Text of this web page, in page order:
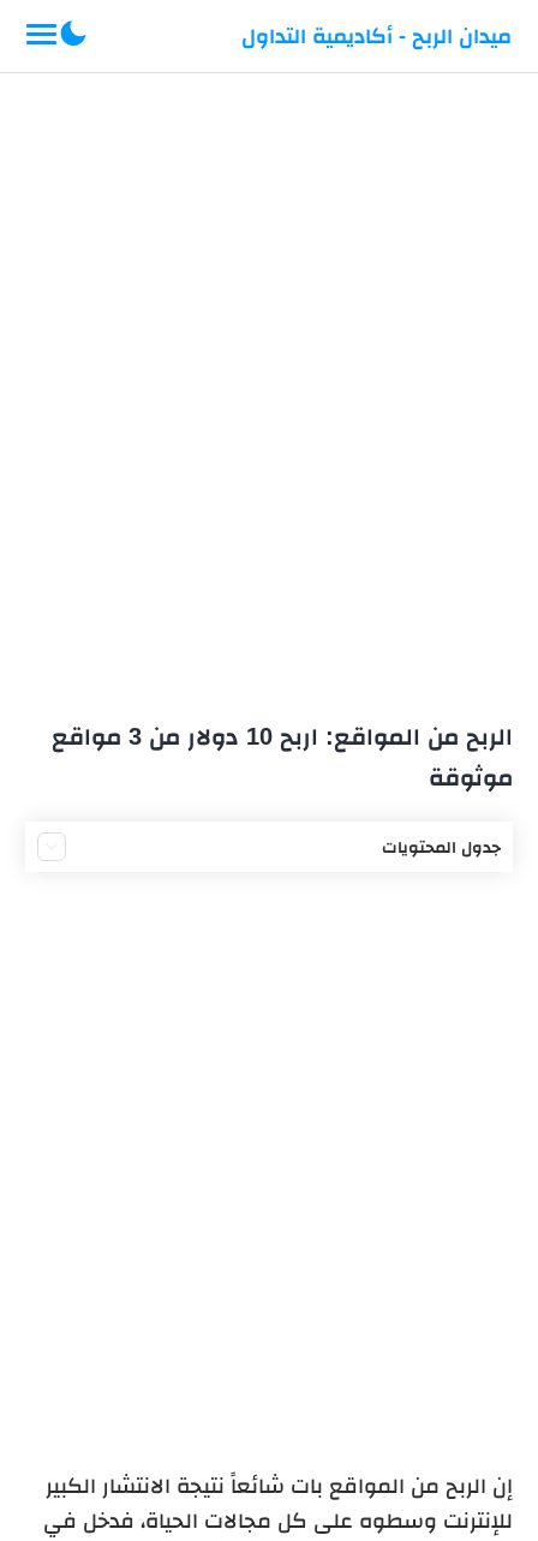
ميدان الربح - أكاديمية التداول
الربح من المواقع: اربح 10 دولار من 3 مواقع
موثوقة
جدول المحتويات
إن الربح من المواقع بات شائعاً نتيجة الانتشار الكبير
للإنترنت وسطوه على كل مجالات الحياة، فدخل في